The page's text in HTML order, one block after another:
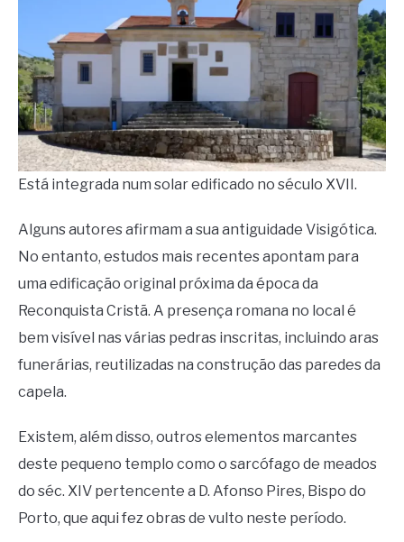
Está integrada num solar edificado no século XVII.
Alguns autores afirmam a sua antiguidade Visigótica.
No entanto, estudos mais recentes apontam para
uma edificação original próxima da época da
Reconquista Cristã. A presença romana no local é
bem visível nas várias pedras inscritas, incluindo aras
funerárias, reutilizadas na construção das paredes da
capela.
Existem, além disso, outros elementos marcantes
deste pequeno templo como o sarcófago de meados
do séc. XIV pertencente a D. Afonso Pires, Bispo do
Porto, que aqui fez obras de vulto neste período.